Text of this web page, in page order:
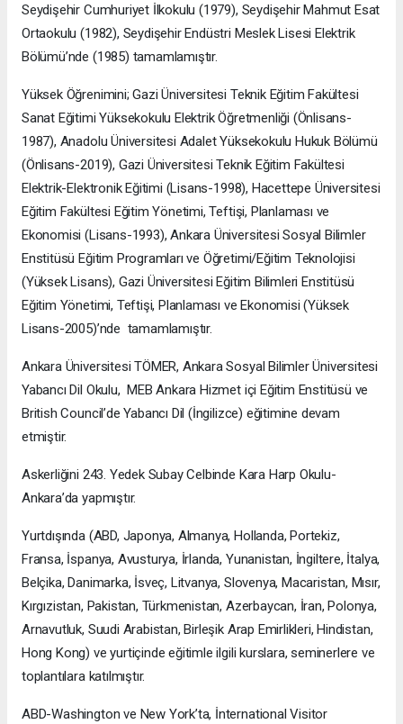
Seydişehir Cumhuriyet İlkokulu (1979), Seydişehir Mahmut Esat
Ortaokulu (1982), Seydişehir Endüstri Meslek Lisesi Elektrik
Bölümü’nde (1985) tamamlamıştır.
Yüksek Öğrenimini; Gazi Üniversitesi Teknik Eğitim Fakültesi
Sanat Eğitimi Yüksekokulu Elektrik Öğretmenliği (Önlisans-
1987), Anadolu Üniversitesi Adalet Yüksekokulu Hukuk Bölümü
(Önlisans-2019), Gazi Üniversitesi Teknik Eğitim Fakültesi
Elektrik-Elektronik Eğitimi (Lisans-1998), Hacettepe Üniversitesi
Eğitim Fakültesi Eğitim Yönetimi, Teftişi, Planlaması ve
Ekonomisi (Lisans-1993), Ankara Üniversitesi Sosyal Bilimler
Enstitüsü Eğitim Programları ve Öğretimi/Eğitim Teknolojisi
(Yüksek Lisans), Gazi Üniversitesi Eğitim Bilimleri Enstitüsü
Eğitim Yönetimi, Teftişi, Planlaması ve Ekonomisi (Yüksek
Lisans-2005)’nde tamamlamıştır.
Ankara Üniversitesi TÖMER, Ankara Sosyal Bilimler Üniversitesi
Yabancı Dil Okulu, MEB Ankara Hizmet içi Eğitim Enstitüsü ve
British Council’de Yabancı Dil (İngilizce) eğitimine devam
etmiştir.
Askerliğini 243. Yedek Subay Celbinde Kara Harp Okulu-
Ankara’da yapmıştır.
Yurtdışında (ABD, Japonya, Almanya, Hollanda, Portekiz,
Fransa, İspanya, Avusturya, İrlanda, Yunanistan, İngiltere, İtalya,
Belçika, Danimarka, İsveç, Litvanya, Slovenya, Macaristan, Mısır,
Kırgızistan, Pakistan, Türkmenistan, Azerbaycan, İran, Polonya,
Arnavutluk, Suudi Arabistan, Birleşik Arap Emirlikleri, Hindistan,
Hong Kong) ve yurtiçinde eğitimle ilgili kurslara, seminerlere ve
toplantılara katılmıştır.
ABD-Washington ve New York’ta, İnternational Visitor